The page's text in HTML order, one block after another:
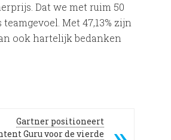
Dat we met ruim 50
Met 47,13% zijn
ook hartelijk bedanken
Gartner positioneert
Guru voor de vierde